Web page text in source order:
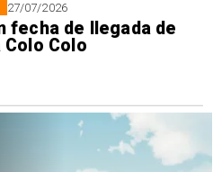
27/07/2026
fecha de llegada de
Colo Colo